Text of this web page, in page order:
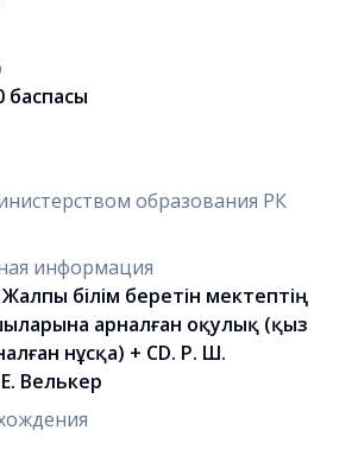
баспасы
образования РК
информация
білім беретін мектептің
арналған оқулық (қыз
нұсқа) + CD. Р. Ш.
Велькер